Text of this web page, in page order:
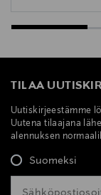
Yrjönkatu 9a3,
Avainsanat
silmänalus,
TILAA
Uutiskirjeestämme
Uutena tilaajana
alennuksen
Suomeksi